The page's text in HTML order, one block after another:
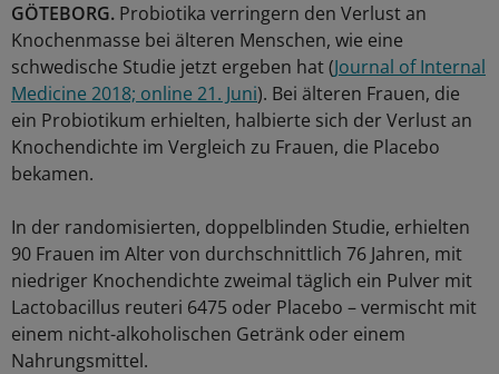
GÖTEBORG. Probiotika verringern den Verlust an
Knochenmasse bei älteren Menschen, wie eine
schwedische Studie jetzt ergeben hat (Journal of Internal
Medicine 2018; online 21. Juni). Bei älteren Frauen, die
ein Probiotikum erhielten, halbierte sich der Verlust an
Knochendichte im Vergleich zu Frauen, die Placebo
bekamen.
In der randomisierten, doppelblinden Studie, erhielten
90 Frauen im Alter von durchschnittlich 76 Jahren, mit
niedriger Knochendichte zweimal täglich ein Pulver mit
Lactobacillus reuteri 6475 oder Placebo – vermischt mit
einem nicht-alkoholischen Getränk oder einem
Nahrungsmittel.